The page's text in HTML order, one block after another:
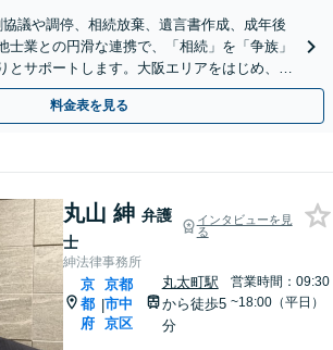
協議や調停、相続放棄、遺言書作成、成年後
士業との円滑な連携で、「相続」を「争族」
とサポートします。大阪エリアをはじめ、出
面談可】【初回相談無料】
料金表を見る
丸山 紳 弁護
士
インタビューを見
る
紳法律事務所
京
都
府
|
京都
市中
京区
丸太町駅
から徒歩5
分
営業時間：09:30
~18:00（平日）